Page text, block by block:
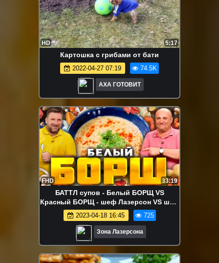
HD 5:17
Картошка с грибами от бати
2022-04-27 07:19 74.5K
АХА ГОТОВИТ
FHD 33:19
БАТТЛ супов - Белый БОРЩ VS
Красный БОРЩ - шеф Лазерсон VS шеф
Шаров
2023-04-18 16:45 725
Зона Лазерсона